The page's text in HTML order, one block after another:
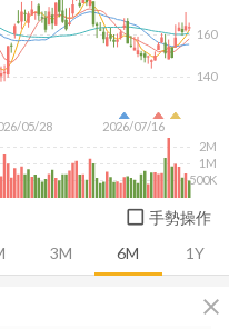
3M 6M 1Y
05/28 2026/07/16
140
160
500K
1M
2M
手勢操作
close